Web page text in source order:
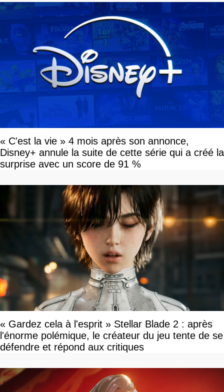
« C'est la vie » 4 mois après son annonce,
Disney+ annule la suite de cette série qui a créé la
surprise avec un score de 91 %
« Gardez cela à l'esprit » Stellar Blade 2 : après
l'énorme polémique, le créateur du jeu tente de se
défendre et répond aux critiques